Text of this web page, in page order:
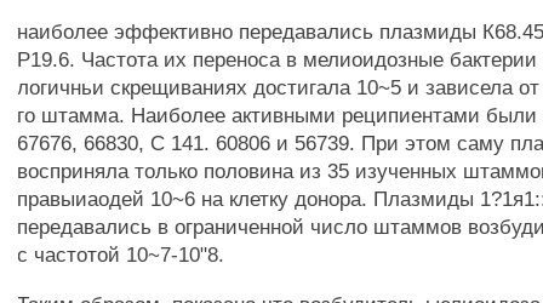
наиболее эффективно передавались плазмиды
Р19.6. Частота их переноса в мелиоидозные бактерии
логичньи скрещиваниях достигала 10~5 и зависела
го штамма. Наиболее активными реципиентами
67676, 66830, С 141. 60806 и 56739. При этом саму
восприняла только половина из 35 изученных
правыиаодей 10~6 на клетку донора. Плазмиды
передавались в ограниченной число штаммов
с частотой 10~7-10"8.